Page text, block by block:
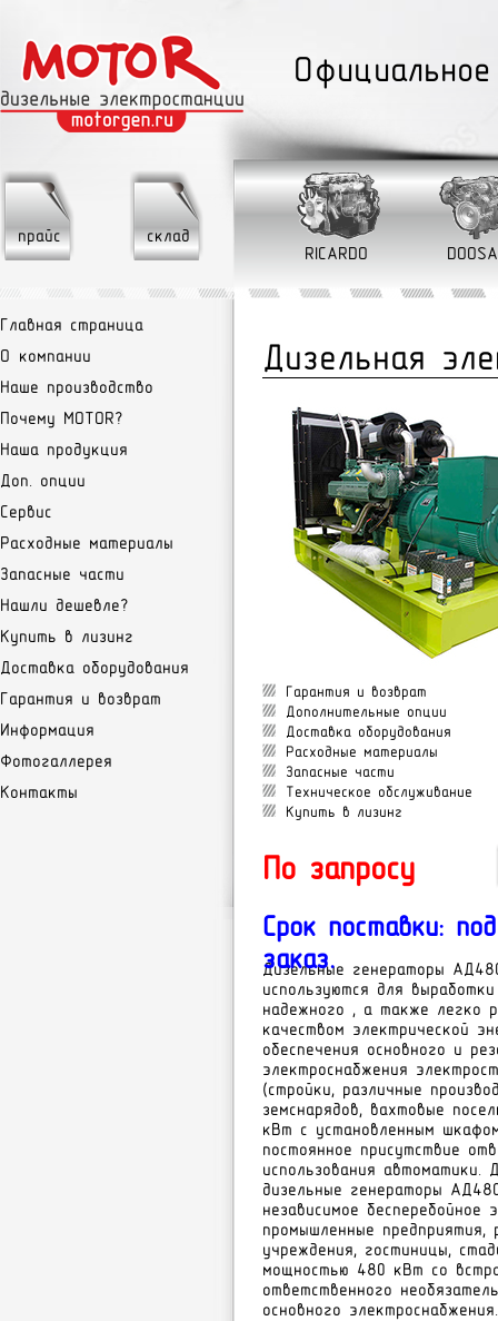
прайс склад
Главная страница
О компании
Наше производство
Почему MOTOR?
Наша продукция
Доп. опции
Сервис
Расходные материалы
Запасные части
Нашли дешевле?
Купить в лизинг
Доставка оборудования
Гарантия и возврат
Информация
Фотогаллерея
Контакты
RICARDO
Дизельная
Гарантия и возврат
Дополнительные опции
Доставка оборудования
Расходные материалы
Запасные части
Техническое обслуживание
Купить в лизинг
По запросу
Срок поставки: под
заказ.
Дизельные генераторы
используются для
надежного , а также легко
качеством электрической
обеспечения основного и
электроснабжения
(стройки, различные
земснарядов, вахтовые
кВт с установленным
постоянное присутствие
использования автоматики.
дизельные генераторы
независимое
промышленные предприятия,
учреждения, гостиницы,
мощностью 480 кВт со
ответственного
основного электроснабжения.